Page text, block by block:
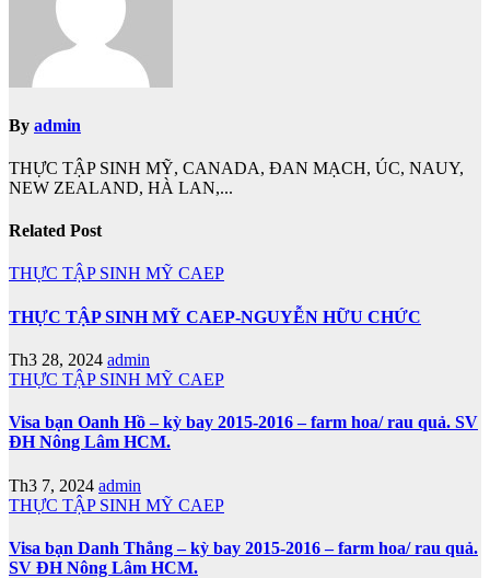
By admin
THỰC TẬP SINH MỸ, CANADA, ĐAN MẠCH, ÚC, NAUY,
NEW ZEALAND, HÀ LAN,...
Related Post
THỰC TẬP SINH MỸ CAEP
THỰC TẬP SINH MỸ CAEP-NGUYỄN HỮU CHỨC
Th3 28, 2024 admin
THỰC TẬP SINH MỸ CAEP
Visa bạn Oanh Hồ – kỳ bay 2015-2016 – farm hoa/ rau quả. SV
ĐH Nông Lâm HCM.
Th3 7, 2024 admin
THỰC TẬP SINH MỸ CAEP
Visa bạn Danh Thắng – kỳ bay 2015-2016 – farm hoa/ rau quả.
SV ĐH Nông Lâm HCM.